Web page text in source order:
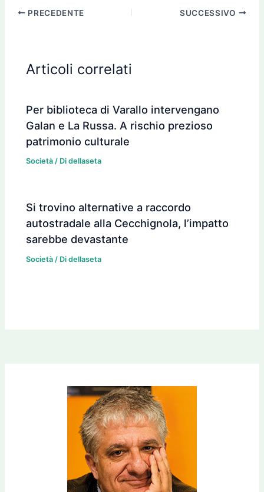
PRECEDENTE SUCCESSIVO
Articoli correlati
Per biblioteca di Varallo intervengano
Galan e La Russa. A rischio prezioso
patrimonio culturale
Società / Didellaseta
Si trovino alternative a raccordo
autostradale alla Cecchignola, l’impatto
sarebbe devastante
Società / Didellaseta